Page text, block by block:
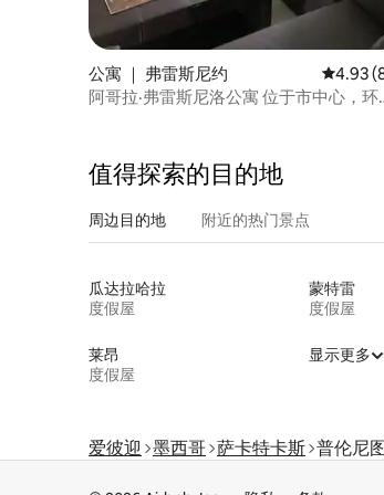
公寓 ｜ 弗雷斯尼约 平均评
4.93
阿哥拉·弗雷斯尼洛公寓 位于市中心，环
值得探索的目的地
周边目的地 附近的热门景点
瓜达拉哈拉
度假屋
蒙特雷
度假屋
莱昂
度假屋
显示更多
爱彼迎 墨西哥 萨卡特卡斯 普伦尼